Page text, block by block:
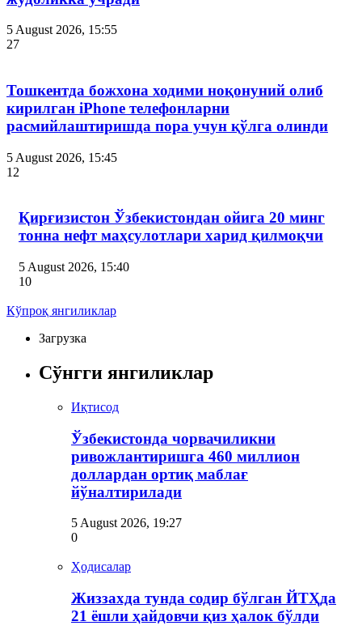
5 August 2026, 15:55
27
Тошкентда божхона ходими ноқонуний олиб
кирилган iPhone телефонларни
расмийлаштиришда пора учун қўлга олинди
5 August 2026, 15:45
12
Қирғизистон Ўзбекистондан ойига 20 минг
тонна нефт маҳсулотлари харид қилмоқчи
5 August 2026, 15:40
10
Кўпроқ янгиликлар
Загрузка
Сўнгги янгиликлар
Иқтисод
Ўзбекистонда чорвачиликни
ривожлантиришга 460 миллион
доллардан ортиқ маблағ
йўналтирилади
5 August 2026, 19:27
0
Ҳодисалар
Жиззахда тунда содир бўлган ЙТҲда
21 ёшли ҳайдовчи қиз ҳалок бўлди